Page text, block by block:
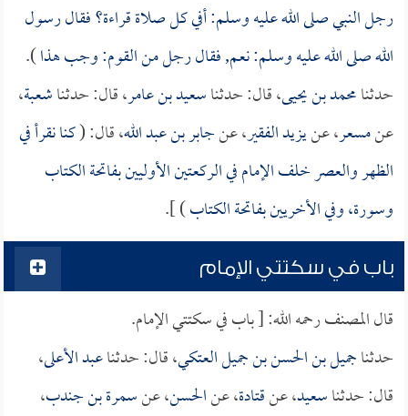
رجل النبي صلى الله عليه وسلم: أفي كل صلاة قراءة؟ فقال رسول
الله صلى الله عليه وسلم: نعم, فقال رجل من القوم: وجب هذا).
حدثنامحمد بن يحيى، قال: حدثناسعيد بن عامر، قال: حدثناشعبة،
عنمسعر، عنيزيد الفقير، عنجابر بن عبد الله، قال: (كنا نقرأ في
الظهر والعصر خلف الإمام في الركعتين الأوليين بفاتحة الكتاب
وسورة، وفي الأخريين بفاتحة الكتاب) ].
باب في سكتتي الإمام
قال المصنف رحمه الله: [ باب في سكتتي الإمام.
حدثناجميل بن الحسن بن جميل العتكي، قال: حدثناعبد الأعلى،
قال: حدثناسعيد، عنقتادة، عنالحسن، عنسمرة بن جندب،